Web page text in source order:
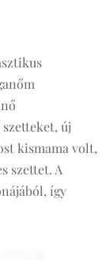
új
kismama volt,
szettet. A
így